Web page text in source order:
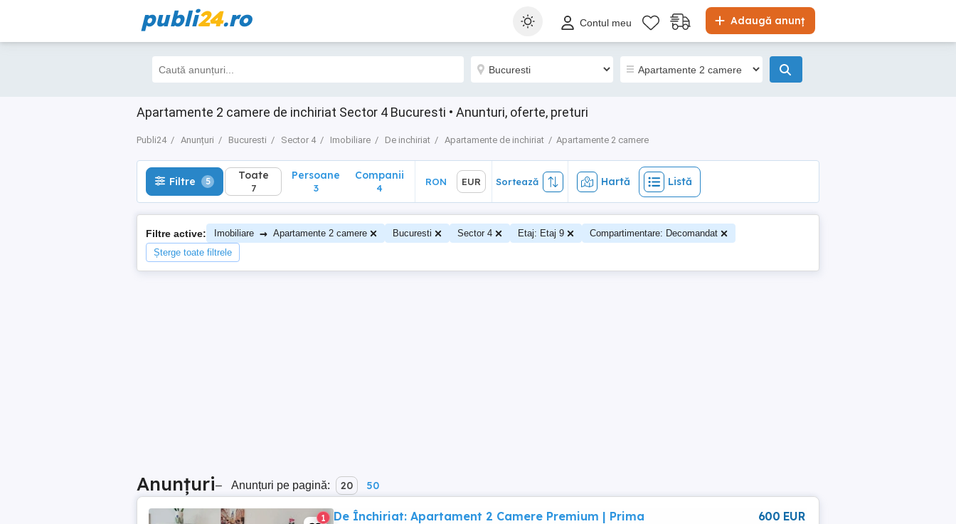
publi24.ro Adaugă anunț
Contul meu
Apartamente 2 camere de inchiriat Sector 4 Bucuresti • Anunturi, oferte, preturi
Publi24 Anunțuri Bucuresti Sector 4 Imobiliare De inchiriat Apartamente de inchiriat Apartamente 2 camere
Filtre 5 Toate
7
Sortează Hartă Listă
Filtre 5 Toate
7
Persoane
3
Companii
4
RON EUR Sortează Hartă Listă
Filtre active: Imobiliare → Apartamente 2 camere Bucuresti Sector 4 Etaj: Etaj 9
Compartimentare: Decomandat
Șterge toate filtrele
Anunțuri– Anunțuri pe pagină: 20 50
1
De Închiriat: Apartament 2 Camere Premium | Prima
600 EUR